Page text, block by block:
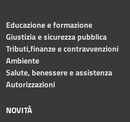
Educazione e formazione
Giustizia e sicurezza pubblica
Tributi,finanze e contravvenzioni
Ambiente
Salute, benessere e assistenza
Autorizzazioni
NOVITÀ